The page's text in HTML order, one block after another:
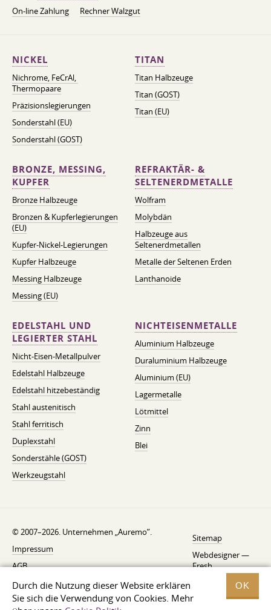
Durch die Nutzung dieser Website erklären
Sie sich die Verwendung von Cookies. Mehr
OK
On-line Zahlung
Rechner Walzgut
NICKEL
Nichrome, FeСrAl, ​​
Thermopaare
Präzisionslegierungen
Sonderstahl (EU)
Sonderstahl (GOST)
TITAN
Titan Halbzeuge
Titan (GOST)
Titan (EU)
BRONZE, MESSING,
KUPFER
Bronze Halbzeuge
Bronzen & Kupferlegierungen
(EU)
Kupfer-Nickel-Legierungen
Kupfer Halbzeuge
Messing Halbzeuge
Messing (EU)
REFRAKTÄR- &
SELTENERDMETALLE
Wolfram
Molybdän
Halbzeuge aus
Seltenerdmetallen
Metalle der Seltenen Erden
Lanthanoide
EDELSTAHL UND
LEGIERTER STAHL
Nicht-Eisen-Metallpulver
Edelstahl Halbzeuge
Edelstahl hitzebeständig
Stahl austenitisch
Stahl ferritisch
Duplexstahl
Sonderstähle (GOST)
Werkzeugstahl
NICHTEISENMETALLE
Aluminium Halbzeuge
Duraluminium Halbzeuge
Aluminium (EU)
Lagermetalle
Lötmittel
Zinn
Blei
© 2007–2026. Unternehmen „Auremo”.
Impressum
AGB
Widerrufsbelehrung
Datenschutzerklärung
Sitemap
Webdesigner —
Fresh